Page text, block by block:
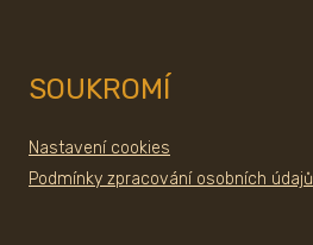
SOUKROMÍ
Nastavení cookies
Podmínky zpracování osobních údajů